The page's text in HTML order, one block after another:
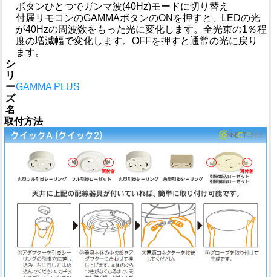
ボタンひとつでガンマ波(40Hz)モードに切り替え
付属リモコンのGAMMAボタンのONを押すと、LEDの光
が40Hzの周波数をもった光に変化します。全光束の1％程
度の増減幅で変化します。OFFを押すと通常の光に戻り
ます。
シ
リ
ー
ズ
名
GAMMA PLUS
取付方法